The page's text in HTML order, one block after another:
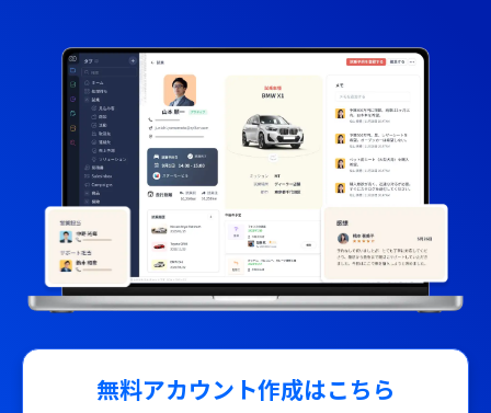
無料アカウント作成はこちら